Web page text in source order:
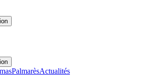
PalmarèsActualités